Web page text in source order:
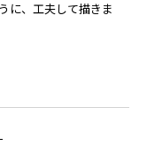
に、工夫して描きま